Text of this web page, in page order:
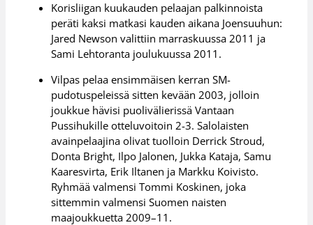
Korisliigan kuukauden pelaajan palkinnoista
peräti kaksi matkasi kauden aikana Joensuuhun:
Jared Newson valittiin marraskuussa 2011 ja
Sami Lehtoranta joulukuussa 2011.
Vilpas pelaa ensimmäisen kerran SM-
pudotuspeleissä sitten kevään 2003, jolloin
joukkue hävisi puolivälierissä Vantaan
Pussihukille otteluvoitoin 2-3. Salolaisten
avainpelaajina olivat tuolloin Derrick Stroud,
Donta Bright, Ilpo Jalonen, Jukka Kataja, Samu
Kaaresvirta, Erik Iltanen ja Markku Koivisto.
Ryhmää valmensi Tommi Koskinen, joka
sittemmin valmensi Suomen naisten
maajoukkuetta 2009–11.